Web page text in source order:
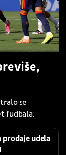
se
fudbala.
prodaje udela